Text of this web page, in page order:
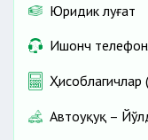
Юридик луғат
Ишонч
Ҳисоблагичлар
Автоҳуқуқ –